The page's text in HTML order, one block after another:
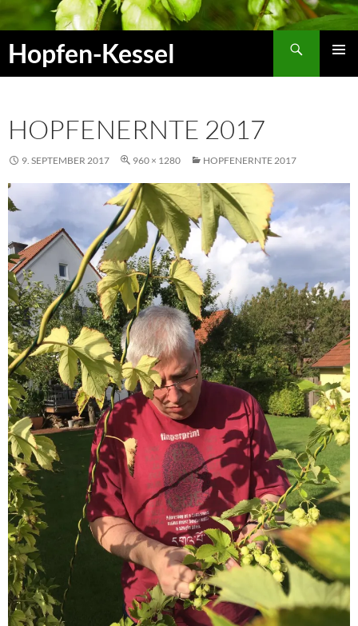
Zum
Inhalt
springen
Hopfen-Kessel
HOPFENERNTE 2017
9. SEPTEMBER 2017 960 × 1280 HOPFENERNTE 2017